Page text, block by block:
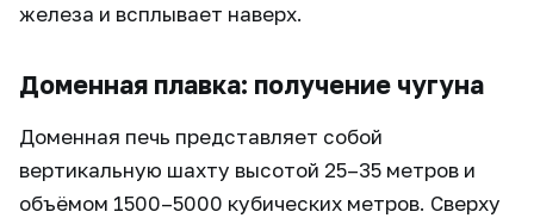
железа и всплывает наверх.
Доменная плавка: получение чугуна
Доменная печь представляет собой
вертикальную шахту высотой 25–35 метров и
объёмом 1500–5000 кубических метров. Сверху